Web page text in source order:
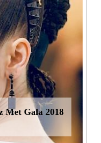
Met Gala 2018